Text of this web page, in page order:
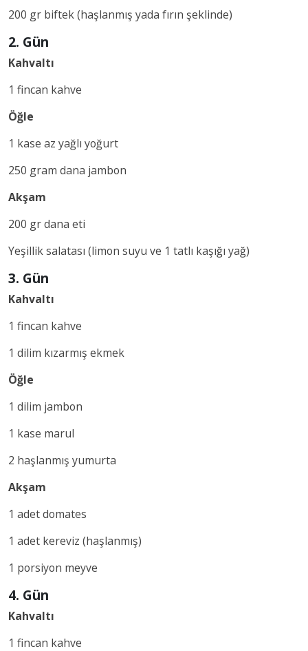
200 gr biftek (haşlanmış yada fırın şeklinde)
2. Gün
Kahvaltı
1 fincan kahve
Öğle
1 kase az yağlı yoğurt
250 gram dana jambon
Akşam
200 gr dana eti
Yeşillik salatası (limon suyu ve 1 tatlı kaşığı yağ)
3. Gün
Kahvaltı
1 fincan kahve
1 dilim kızarmış ekmek
Öğle
1 dilim jambon
1 kase marul
2 haşlanmış yumurta
Akşam
1 adet domates
1 adet kereviz (haşlanmış)
1 porsiyon meyve
4. Gün
Kahvaltı
1 fincan kahve